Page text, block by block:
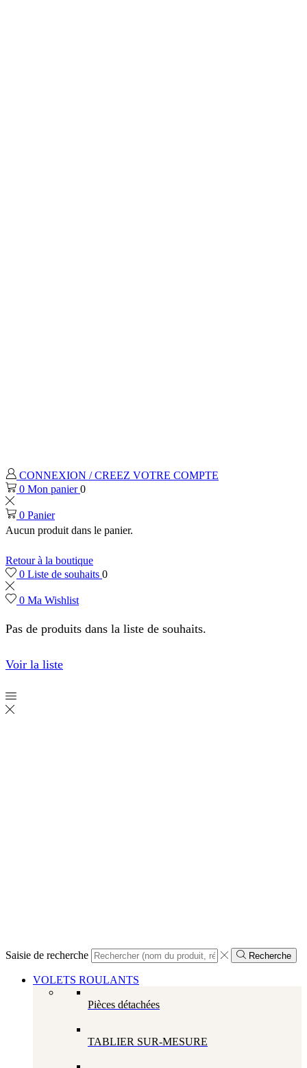
CONNEXION / CREEZ VOTRE COMPTE
0 Mon panier0
0
0 Liste de souhaits 0
0 Ma Wishlist
Pas de produits dans la liste de souhaits.
Voir la liste
Saisie de recherche Recherche
VOLETS ROULANTS
Pièces détachées
TABLIER SUR-MESURE